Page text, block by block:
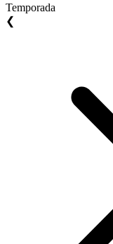
Temporada
❮